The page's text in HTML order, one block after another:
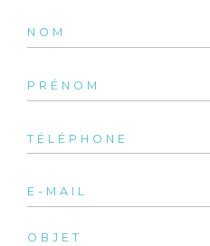
OBJET